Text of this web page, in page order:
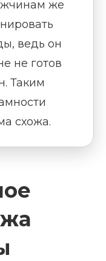
же
ведь он
не готов
Таким
схожа.